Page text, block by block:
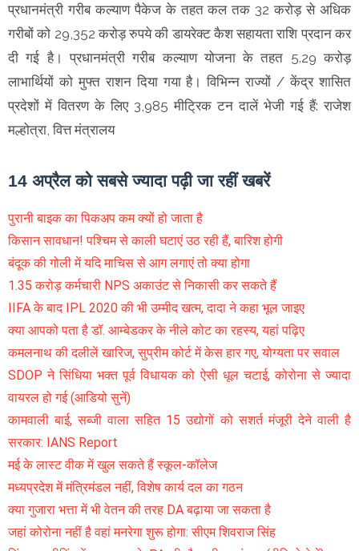
प्रधानमंत्री गरीब कल्याण पैकेज के तहत कल तक 32 करोड़ से अधिक
गरीबों को 29,352 करोड़ रुपये की डायरेक्ट कैश सहायता राशि प्रदान कर
दी गई है। प्रधानमंत्री गरीब कल्याण योजना के तहत 5.29 करोड़
लाभार्थियों को मुफ्त राशन दिया गया है। विभिन्न राज्यों / केंद्र शासित
प्रदेशों में वितरण के लिए 3,985 मीट्रिक टन दालें भेजी गई हैं: राजेश
मल्होत्रा, वित्त मंत्रालय
14 अप्रैल को सबसे ज्यादा पढ़ी जा रहीं खबरें
पुरानी बाइक का पिकअप कम क्यों हो जाता है
किसान सावधान! पश्चिम से काली घटाएं उठ रही हैं, बारिश होगी
बंदूक की गोली में यदि माचिस से आग लगाएं तो क्या होगा
1.35 करोड़ कर्मचारी NPS अकाउंट से निकासी कर सकते हैं
IIFA के बाद IPL 2020 की भी उम्मीद खत्म, दादा ने कहा भूल जाइए
क्या आपको पता है डॉ. आम्बेडकर के नीले कोट का रहस्य, यहां पढ़िए
कमलनाथ की दलीलें खारिज, सुप्रीम कोर्ट में केस हार गए, योग्यता पर सवाल
SDOP ने सिंधिया भक्त पूर्व विधायक को ऐसी धूल चटाई, कोरोना से ज्यादा
वायरल हो गई (आडियो सुनें)
कामवाली बाई, सब्जी वाला सहित 15 उद्योगों को सशर्त मंजूरी देने वाली है
सरकार: IANS Report
मई के लास्ट वीक में खुल सकते हैं स्कूल-कॉलेज
मध्यप्रदेश में मंत्रिमंडल नहीं, विशेष कार्य दल का गठन
क्या गुजारा भत्ता में भी वेतन की तरह DA बढ़ाया जा सकता है
जहां कोरोना नहीं है वहां मनरेगा शुरू होगा: सीएम शिवराज सिंह